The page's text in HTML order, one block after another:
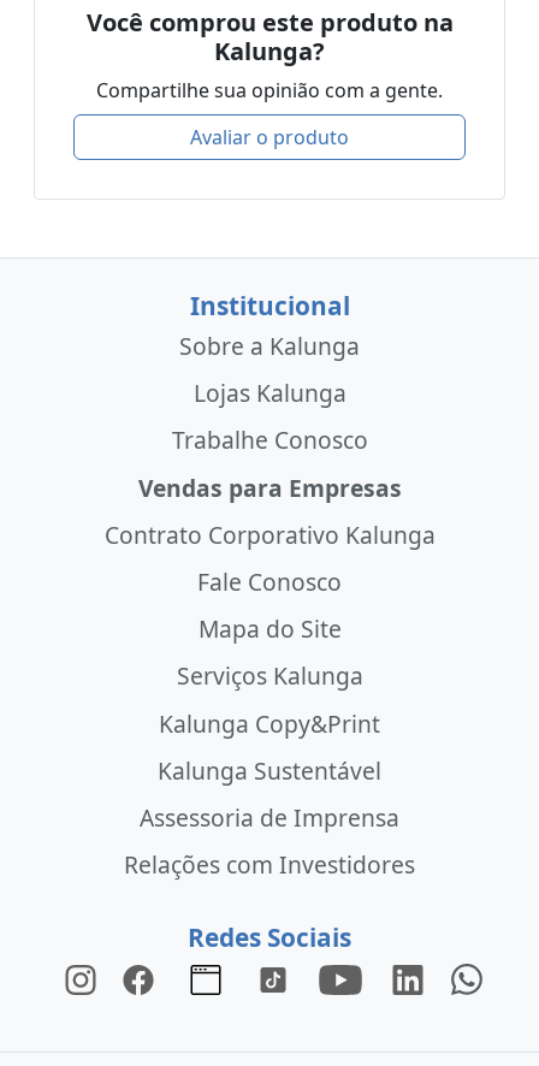
Você comprou este produto na
Kalunga?
Compartilhe sua opinião com a gente.
Avaliar o produto
Institucional
Sobre a Kalunga
Lojas Kalunga
Trabalhe Conosco
Vendas para Empresas
Contrato Corporativo Kalunga
Fale Conosco
Mapa do Site
Serviços Kalunga
Kalunga Copy&Print
Kalunga Sustentável
Assessoria de Imprensa
Relações com Investidores
Redes Sociais